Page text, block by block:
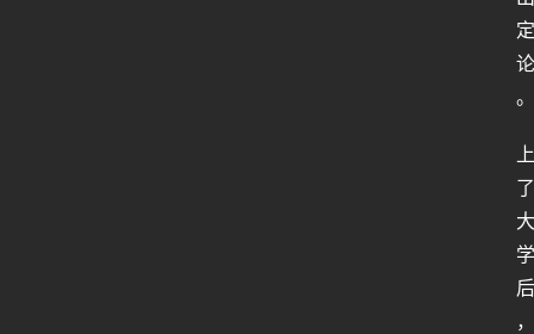
定
论
。
上
了
大
学
后
，